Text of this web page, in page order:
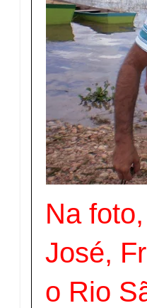
Na
José,
o Rio